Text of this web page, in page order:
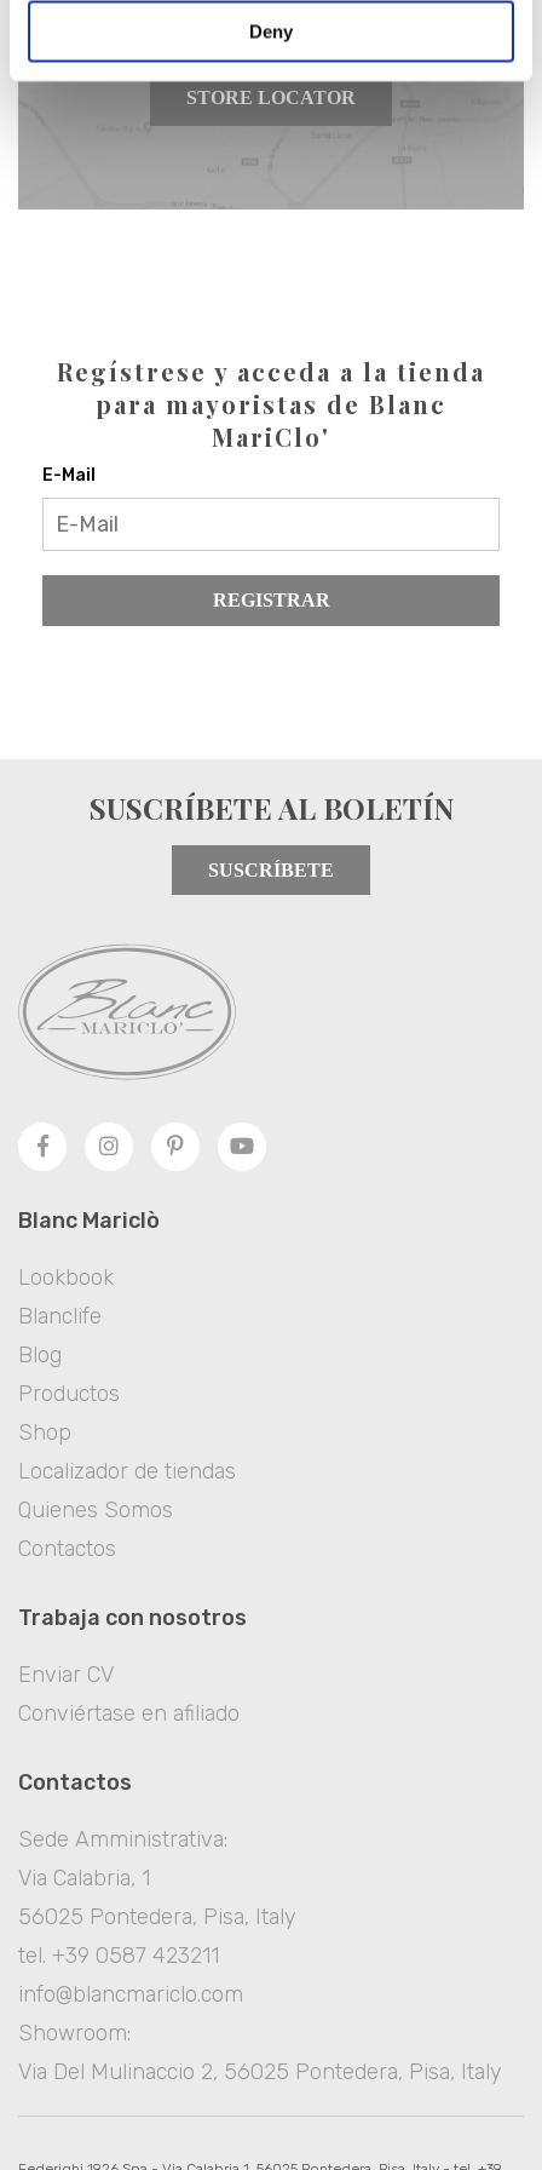
Deny
STORE LOCATOR
Regístrese y acceda a la tienda
para mayoristas de Blanc
MariClo'
E-Mail
REGISTRAR
SUSCRÍBETE AL BOLETÍN
SUSCRÍBETE
Blanc Mariclò
Lookbook
Blanclife
Blog
Productos
Shop
Localizador de tiendas
Quienes Somos
Contactos
Trabaja con nosotros
Enviar CV
Conviértase en afiliado
Contactos
Sede Amministrativa:
Via Calabria, 1
56025 Pontedera, Pisa, Italy
tel. +39 0587 423211
info@blancmariclo.com
Showroom:
Via Del Mulinaccio 2, 56025 Pontedera, Pisa, Italy